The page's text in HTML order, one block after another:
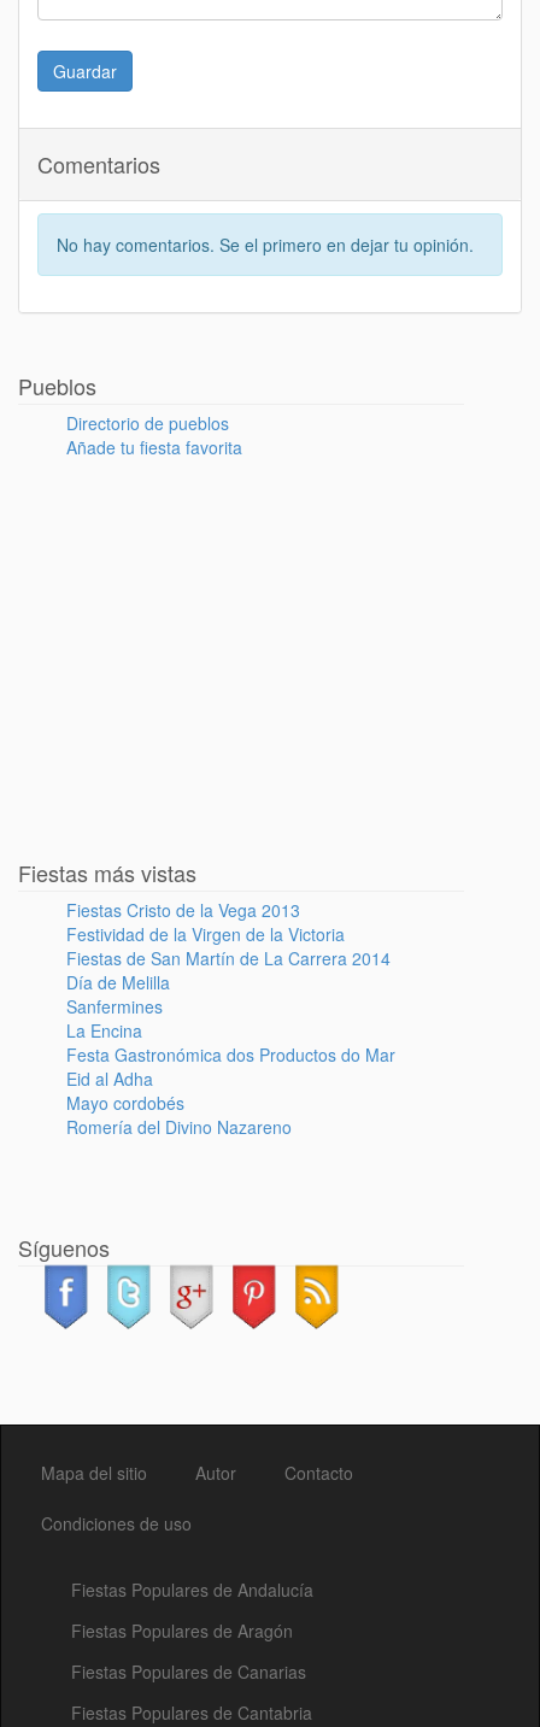
Guardar
Comentarios
No hay comentarios. Se el primero en dejar tu opinión.
Pueblos
Directorio de pueblos
Añade tu fiesta favorita
Fiestas más vistas
Fiestas Cristo de la Vega 2013
Festividad de la Virgen de la Victoria
Fiestas de San Martín de La Carrera 2014
Día de Melilla
Sanfermines
La Encina
Festa Gastronómica dos Productos do Mar
Eid al Adha
Mayo cordobés
Romería del Divino Nazareno
Síguenos
Mapa del sitio Autor Contacto
Condiciones de uso
Fiestas Populares de Andalucía
Fiestas Populares de Aragón
Fiestas Populares de Canarias
Fiestas Populares de Cantabria